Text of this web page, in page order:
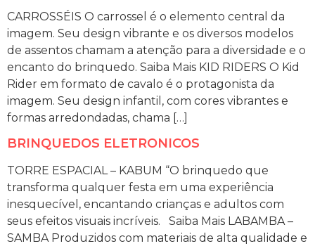
CARROSSÉIS O carrossel é o elemento central da
imagem. Seu design vibrante e os diversos modelos
de assentos chamam a atenção para a diversidade e o
encanto do brinquedo. Saiba Mais KID RIDERS O Kid
Rider em formato de cavalo é o protagonista da
imagem. Seu design infantil, com cores vibrantes e
formas arredondadas, chama […]
BRINQUEDOS ELETRONICOS
TORRE ESPACIAL – KABUM “O brinquedo que
transforma qualquer festa em uma experiência
inesquecível, encantando crianças e adultos com
seus efeitos visuais incríveis. Saiba Mais LABAMBA –
SAMBA Produzidos com materiais de alta qualidade e